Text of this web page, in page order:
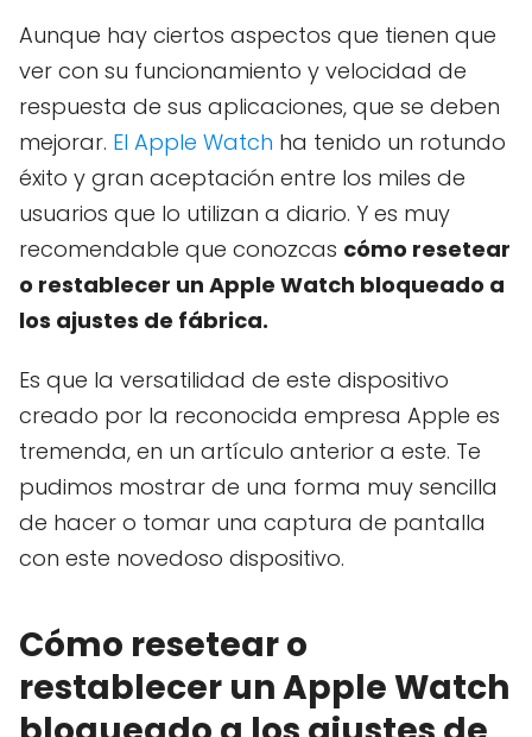
Aunque hay ciertos aspectos que tienen que
ver con su funcionamiento y velocidad de
respuesta de sus aplicaciones, que se deben
mejorar. El Apple Watch ha tenido un rotundo
éxito y gran aceptación entre los miles de
usuarios que lo utilizan a diario. Y es muy
recomendable que conozcas cómo resetear
o restablecer un Apple Watch bloqueado a
los ajustes de fábrica.
Es que la versatilidad de este dispositivo
creado por la reconocida empresa Apple es
tremenda, en un artículo anterior a este. Te
pudimos mostrar de una forma muy sencilla
de hacer o tomar una captura de pantalla
con este novedoso dispositivo.
Cómo resetear o
restablecer un Apple Watch